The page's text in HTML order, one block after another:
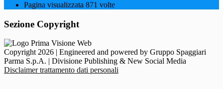
Pagina visualizzata 871 volte
Sezione Copyright
Copyright 2026 | Engineered and powered by Gruppo Spaggiari
Parma S.p.A. | Divisione Publishing & New Social Media
Disclaimer trattamento dati personali